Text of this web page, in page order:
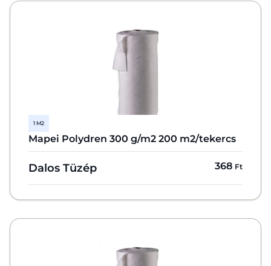
1 M2
Mapei Polydren 300 g/m2 200 m2/tekercs
Dalos Tüzép 368 Ft